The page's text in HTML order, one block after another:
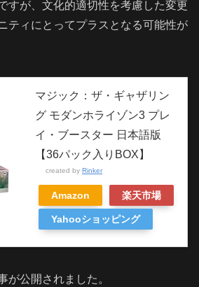
すが、文化的適切性を考慮した変更
ティにとってプラスとなる可能性が
マジック：ザ・ギャザリン
グ モダンホライゾン3 プレ
イ・ブースター 日本語版
【36パック入りBOX】
created by Rinker
Amazon 楽天市場
Yahooショッピング
が公開されました。